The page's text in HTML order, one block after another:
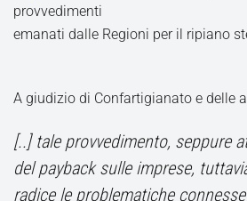
provvedimenti
emanati dalle Regioni per il ripiano
A giudizio di Confartigianato e delle
[..] tale provvedimento, seppure
del payback sulle imprese,
radice le problematiche